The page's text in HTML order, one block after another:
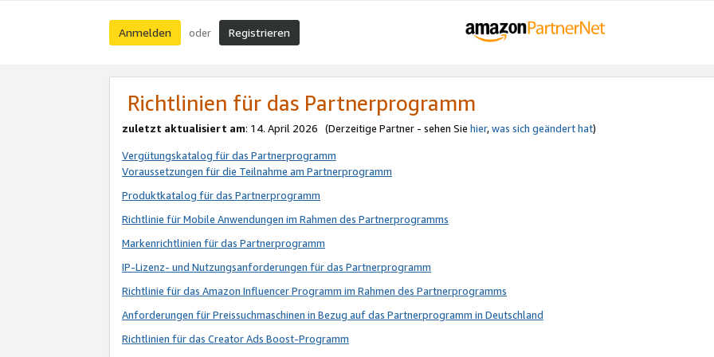
Anmelden oder Registrieren
Richtlinien für das Partnerprogramm
zuletzt aktualisiert am: 14. April 2026 (Derzeitige Partner - sehen Sie hier,was sich geändert hat)
Vergütungskatalog für das Partnerprogramm
Voraussetzungen für die Teilnahme am Partnerprogramm
Produktkatalog für das Partnerprogramm
Richtlinie für Mobile Anwendungen im Rahmen des Partnerprogramms
Markenrichtlinien für das Partnerprogramm
IP-Lizenz- und Nutzungsanforderungen für das Partnerprogramm
Richtlinie für das Amazon Influencer Programm im Rahmen des Partnerprogramms
Anforderungen für Preissuchmaschinen in Bezug auf das Partnerprogramm in Deutschland
Richtlinien für das Creator Ads Boost-Programm